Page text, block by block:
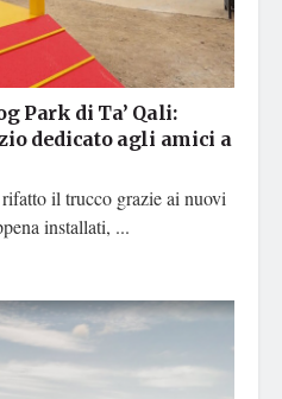
Park di Ta’ Qali:
dedicato agli amici a
il trucco grazie ai nuovi
installati, ...